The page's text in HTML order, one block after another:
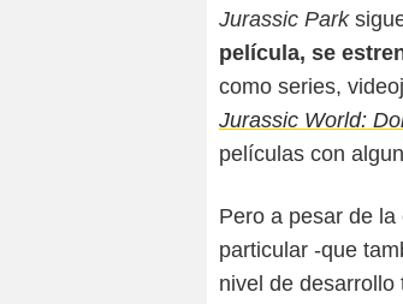
Jurassic Park
película, se
como series,
Jurassic World:
películas con
Pero a pesar de
particular -que
nivel de desarrollo